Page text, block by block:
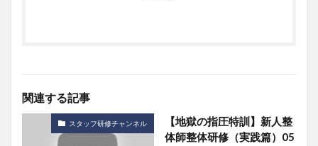
関連する記事
スタッフ研修チャンネル
【地獄の指圧特訓】新人整
体師整体研修（実践篇）05